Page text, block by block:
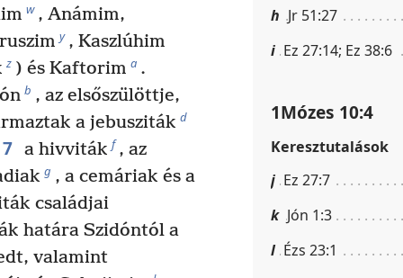
w , Anámim,
y , Kaszlúhim
z ) és Kaftorim a .
b , az elsőszülöttje,
a jebusziták d
a hivviták f , az
g , a cemáriak és a
családjai
határa Szidóntól a
valamint
h Jr 51:27
i Ez 27:14; Ez 38:6
1Mózes 10:4
Keresztutalások
j Ez 27:7
k Jón 1:3
l Ézs 23:1